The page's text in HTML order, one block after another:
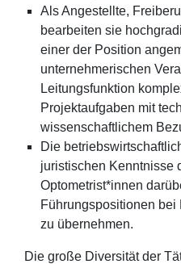
Als Angestellte,
bearbeiten sie
einer der Position
unternehmerischen
Leitungsfunktion
Projektaufgaben mit
wissenschaftlichem
Die
juristischen Kenntnisse
Optometrist*innen
Führungspositionen
zu übernehmen.
Die große Diversität der